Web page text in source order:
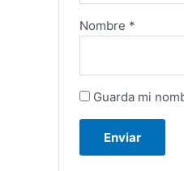
Nombre *
Guarda mi